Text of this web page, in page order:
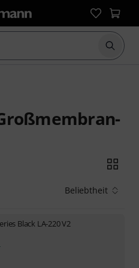
Suche
Beliebtheit
Black LA-220 V2